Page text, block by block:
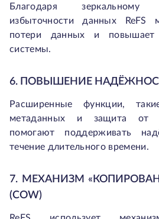
Благодаря
избыточности данных ReFS
потери данных и повышает
системы.
6. ПОВЫШЕНИЕ
Расширенные функции,
метаданных и защита от
помогают поддерживать
течение длительного времени.
7. МЕХАНИЗМ
(COW)